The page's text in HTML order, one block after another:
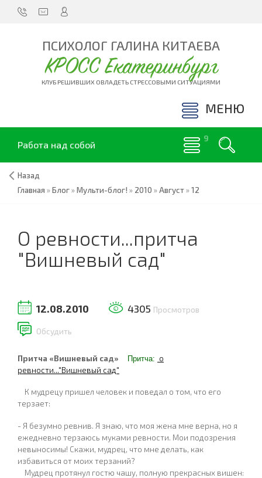
ПСИХОЛОГ ГАЛИНА КИТАЕВА
КРОСС Екатеринбург
КЛУБ РЕШИВШИХ ОВЛАДЕТЬ СТРЕССОВЫМИ СИТУАЦИЯМИ
МЕНЮ
Работа над собой
Назад
Главная »Блог»Мульти-блог! » 2010 »Август»12
О ревности...притча
"Вишневый сад"
12.08.2010 4305 Просмотров
Обсудить
Притча «Вишневый сад» Притча: о
ревности..."Вишневый сад"
К мудрецу пришел человек и поведал о том, что его
терзает:
- Я безумно ревнив. Я знаю, что моя жена мне верна, но я
ежедневно терзаюсь муками ревности. Мои подозрения
невыносимы! Скажи, мудрец, что мне делать, как
избавиться от моих терзаний?
Мудрец протянул гостю чашу, полную прекрасных вишен: